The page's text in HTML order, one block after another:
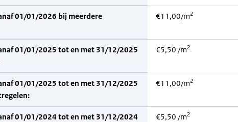
01/01/2026 bij meerdere
€11,00/m2
01/01/2025 tot en met 31/12/2025
€5,50 /m2
01/01/2025 tot en met 31/12/2025
€11,00/m2
01/01/2024 tot en met 31/12/2024
€5,50 /m2